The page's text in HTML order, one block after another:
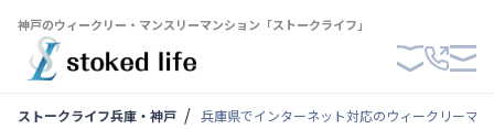
神戸のウィークリー・マンスリーマンション「ストークライフ」
ストークライフ兵庫・神戸 兵庫県でインターネット対応のウィークリーマ